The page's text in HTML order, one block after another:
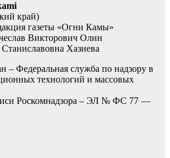
край)
газеты «Огни Камы»
Викторович Олин
Хазиева
– Федеральная служба по надзору в
технологий и массовых
Роскомнадзора – ЭЛ № ФС 77 —